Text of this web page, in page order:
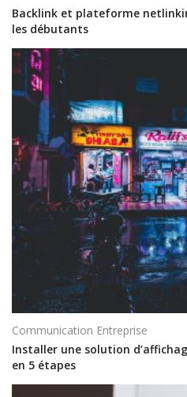
Backlink et plateforme
les débutants
Communication Entreprise
Installer une solution
en 5 étapes